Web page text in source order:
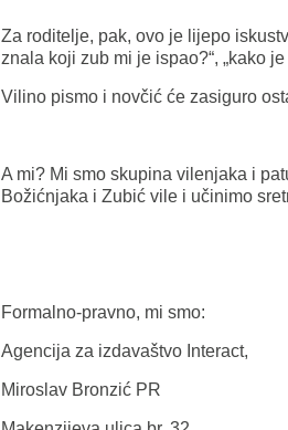
Za roditelje, pak, ovo je lijepo
znala koji zub mi je ispao?“, „kako
Vilino pismo i novčić će zasiguro
A mi? Mi smo skupina vilenjaka i
Božićnjaka i Zubić vile i učinimo
Formalno-pravno, mi smo:
Agencija za izdavaštvo Interact,
Miroslav Bronzić PR